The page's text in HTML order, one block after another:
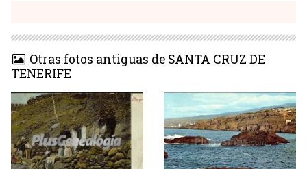
Otras fotos antiguas de SANTA CRUZ DE
TENERIFE